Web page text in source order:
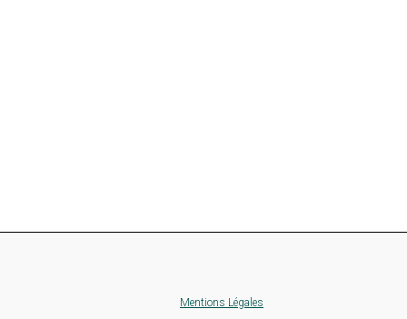
Mentions Légales